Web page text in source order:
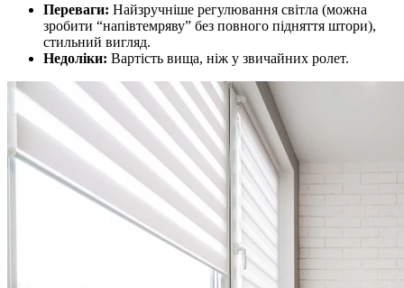
Переваги: Найзручніше регулювання світла (можна
зробити “напівтемряву” без повного підняття штори),
стильний вигляд.
Недоліки: Вартість вища, ніж у звичайних ролет.